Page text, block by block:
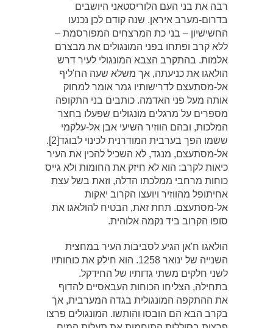
רבה את בני העם הלוריסטאני היושבים
בדרום-מערב איראן. שנה קודם לכן נכנעו
החשישיון – בני כת המרצחים המפורסמת –
ללא קרב ופתחו בפני המונגולים את מבצרם
אלמות. בהתקרב הצבא המונגולי לעיר דרש
הולאגו את כניעתה, אך משלא שעה הח'ליף
אל-מסתעצם לדרישותיו גמר אומר למחוק
אותה מעל פני האדמה. כותבים בני התקופה
מספרים על מרגלים מונגולים שפעלו בחצר
המלכות, ובהם הווזיר השיעי אבן אל-עלקמי
ששמו הפך בערבית המודרנית לכינוי לבוגד[2].
אל-מסתעצם, מנגד, לא השכיל להכין את העיר
כיאות לקרב: הוא לא חיזק את החומות ולא גייס
כוחות מרחבי ממלכתו הדלה, וזאת בשל עצת
אחיתופל מהווזיר ויועצו הקרוב יאקות
אל-מסתעצם. תחת זאת, הבטיח להולאגו את
סופו הקרוב ביד נקמה אלוהית.
הולאגו ח'אן הגיע לסביבות העיר במחצית
השנייה של ינואר 1258. הוא חילק את כוחותיו
לשני חלקים משתי גדותיו של החידקל.
בתחילה, הצליחו הכוחות העבאסיים להדוף
את ההתקפה המונגולית בגדה המערבית, אך
בקרב הבא הם הובסו והותשו. המונגולים פרצו